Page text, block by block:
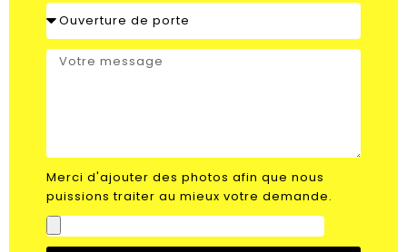
Merci d'ajouter des photos afin que nous
puissions traiter au mieux votre demande.